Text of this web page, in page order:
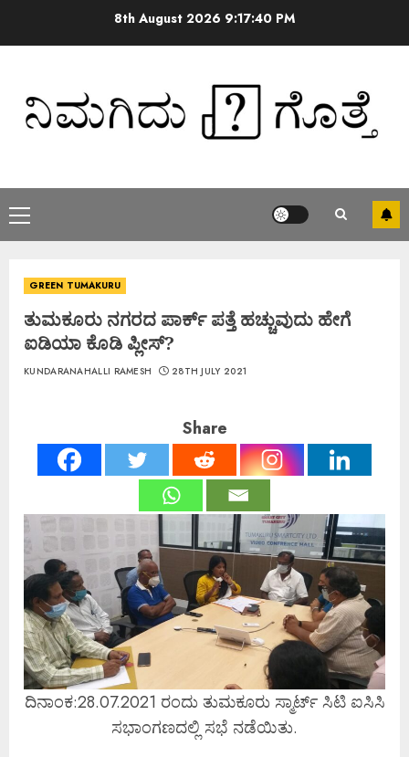
8th August 2026 9:17:40 PM
GREEN TUMAKURU
ತುಮಕೂರು ನಗರದ ಪಾರ್ಕ್ ಪತ್ತೆ ಹಚ್ಚುವುದು ಹೇಗೆ
ಐಡಿಯಾ ಕೊಡಿ ಪ್ಲೀಸ್?
KUNDARANAHALLI RAMESH 28TH JULY 2021
Share
ದಿನಾಂಕ:28.07.2021 ರಂದು ತುಮಕೂರು ಸ್ಮಾರ್ಟ್ ಸಿಟಿ ಐಸಿಸಿ
ಸಭಾಂಗಣದಲ್ಲಿ ಸಭೆ ನಡೆಯಿತು.